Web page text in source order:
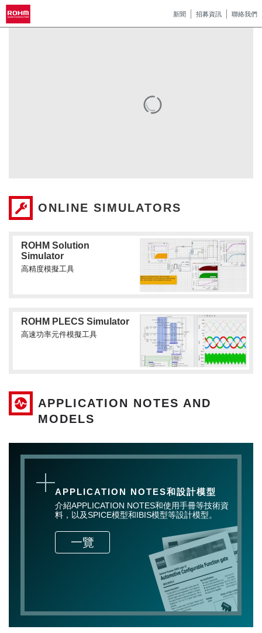
新聞 招募資訊 聯絡我們
ONLINE SIMULATORS
ROHM Solution
Simulator
高精度模擬工具
ROHM PLECS Simulator
高速功率元件模擬工具
APPLICATION NOTES AND
MODELS
APPLICATION NOTES和設計模型
介紹APPLICATION NOTES和使用手冊等技術資
料，以及SPICE模型和IBIS模型等設計模型。
一覽